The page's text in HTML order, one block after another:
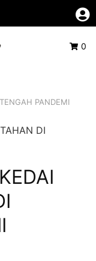
0
PANDEMI